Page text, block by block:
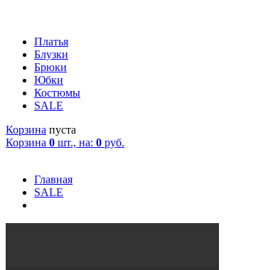
Платья
Блузки
Брюки
Юбки
Костюмы
SALE
Корзина пуста
Корзина 0 шт., на: 0 руб.
Главная
SALE